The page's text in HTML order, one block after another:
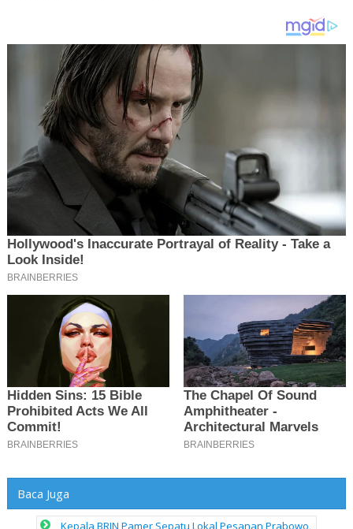
Baca Juga
Kepala BRIN Pamer Sepatu Lokal Pesanan Prabowo,